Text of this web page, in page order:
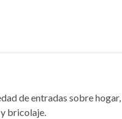
de entradas sobre hogar,
bricolaje.